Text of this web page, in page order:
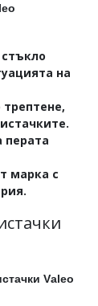
на
перата
марка с
Valeo